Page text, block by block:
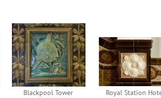
Blackpool Tower Royal Station